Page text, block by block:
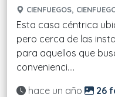
CIENFUEGOS,
Esta casa céntrica
pero cerca de las
para aquellos que
convenienci....
Actualizado:
hace un año 26